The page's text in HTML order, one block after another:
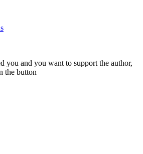
you and you want to support the author,
the button